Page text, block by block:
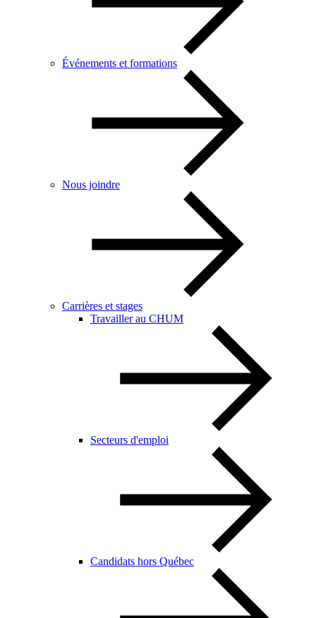
Événements et formations
Nous joindre
Carrières et stages
Travailler au CHUM
Secteurs d'emploi
Candidats hors Québec